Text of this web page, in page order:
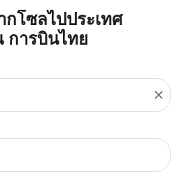
โซลไปประเทศ
การบินไทย
close